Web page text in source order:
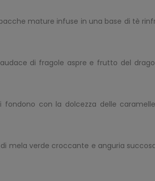
mature infuse in una base di tè
di fragole aspre e frutto del
fondono con la dolcezza delle
di mela verde croccante e anguria